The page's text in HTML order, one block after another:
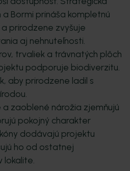
Bormi prináša kompletnú
prirodzene zvyšuje
aj nehnuteľnosti.
trvaliek a trávnatých plôch
podporuje biodiverzitu.
aby prirodzene ladil s
a zaoblené nárožia zjemňujú
pokojný charakter
dodávajú projektu
ho od ostatnej
lokalite.